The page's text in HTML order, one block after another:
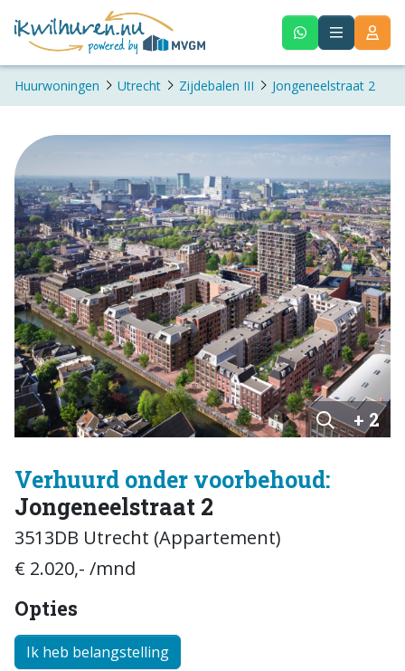
Huurwoningen Utrecht Zijdebalen III Jongeneelstraat 2
+ 2
Verhuurd onder voorbehoud:
Jongeneelstraat 2
3513DB Utrecht (Appartement)
€ 2.020,- /mnd
Opties
Ik heb belangstelling